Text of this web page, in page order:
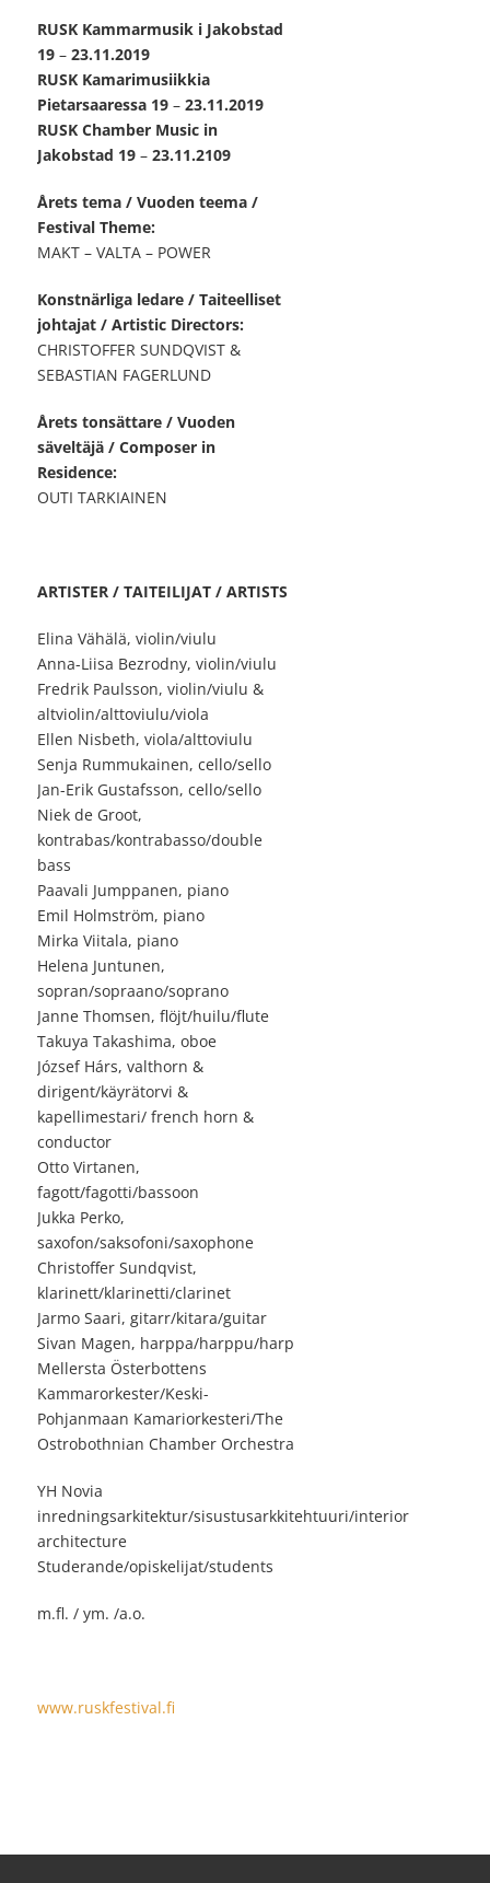
RUSK Kammarmusik i Jakobstad
19 – 23.11.2019
RUSK Kamarimusiikkia
Pietarsaaressa 19 – 23.11.2019
RUSK Chamber Music in
Jakobstad 19 – 23.11.2109
Årets tema / Vuoden teema /
Festival Theme:
MAKT – VALTA – POWER
Konstnärliga ledare / Taiteelliset
johtajat / Artistic Directors:
CHRISTOFFER SUNDQVIST &
SEBASTIAN FAGERLUND
Årets tonsättare / Vuoden
säveltäjä / Composer in
Residence:
OUTI TARKIAINEN
ARTISTER / TAITEILIJAT / ARTISTS
Elina Vähälä, violin/viulu
Anna-Liisa Bezrodny, violin/viulu
Fredrik Paulsson, violin/viulu &
altviolin/alttoviulu/viola
Ellen Nisbeth, viola/alttoviulu
Senja Rummukainen, cello/sello
Jan-Erik Gustafsson, cello/sello
Niek de Groot,
kontrabas/kontrabasso/double
bass
Paavali Jumppanen, piano
Emil Holmström, piano
Mirka Viitala, piano
Helena Juntunen,
sopran/sopraano/soprano
Janne Thomsen, flöjt/huilu/flute
Takuya Takashima, oboe
József Hárs, valthorn &
dirigent/käyrätorvi &
kapellimestari/ french horn &
conductor
Otto Virtanen,
fagott/fagotti/bassoon
Jukka Perko,
saxofon/saksofoni/saxophone
Christoffer Sundqvist,
klarinett/klarinetti/clarinet
Jarmo Saari, gitarr/kitara/guitar
Sivan Magen, harppa/harppu/harp
Mellersta Österbottens
Kammarorkester/Keski-
Pohjanmaan Kamariorkesteri/The
Ostrobothnian Chamber Orchestra
YH Novia
inredningsarkitektur/sisustusarkkitehtuuri/interior
architecture
Studerande/opiskelijat/students
m.fl. / ym. /a.o.
www.ruskfestival.fi